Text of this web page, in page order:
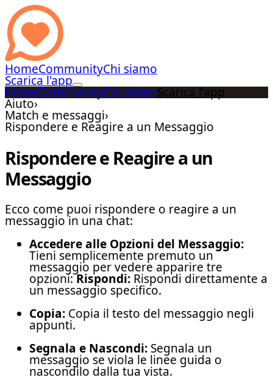
HomeCommunityChi siamo
Scarica l'app
HomeCommunityChi siamoScarica l'app
Aiuto›
Match e messaggi›
Rispondere e Reagire a un Messaggio
Rispondere e Reagire a un
Messaggio
Ecco come puoi rispondere o reagire a un
messaggio in una chat:
Accedere alle Opzioni del Messaggio:
Tieni semplicemente premuto un
messaggio per vedere apparire tre
opzioni:Rispondi: Rispondi direttamente a
un messaggio specifico.
Copia: Copia il testo del messaggio negli
appunti.
Segnala e Nascondi: Segnala un
messaggio se viola le linee guida o
nascondilo dalla tua vista.